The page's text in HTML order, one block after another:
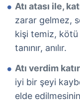
Atı atası ile,
zarar gelmez,
kişi temiz, kötü
tanınır, anılır.
Atı verdim
iyi bir şeyi
elde